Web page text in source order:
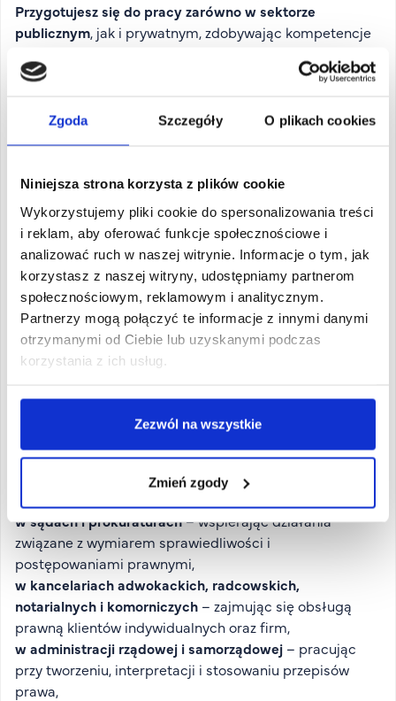
Zgoda Szczegóły O plikach cookies
Niniejsza strona korzysta z plików cookie
Wykorzystujemy pliki cookie do spersonalizowania treści
i reklam, aby oferować funkcje społecznościowe i
analizować ruch w naszej witrynie. Informacje o tym, jak
korzystasz z naszej witryny, udostępniamy partnerom
społecznościowym, reklamowym i analitycznym.
Partnerzy mogą połączyć te informacje z innymi danymi
otrzymanymi od Ciebie lub uzyskanymi podczas
korzystania z ich usług.
Zezwól na wszystkie
Zmień zgody
Przygotujesz się do pracy zarówno w sektorze
publicznym, jak i prywatnym, zdobywając kompetencje
międzynarodowych.
nauczania oraz współpracy z aktywnymi zawodowo
zawodach związanych z prawem i administracją.
Ukończenie jednolitych studiów magisterskich na
kierunku prawo otwiera szerokie możliwości rozwoju
zawodowego zarówno w sektorze publicznym, jak i
prywatnym. Absolwenci zdobywają wiedzę i
kompetencje pozwalające na pracę w zawodach
prawniczych, administracji, instytucjach państwowych
oraz organizacjach międzynarodowych. Dzięki
praktycznemu charakterowi studiów są przygotowani do
prawnej, reprezentowania klientów oraz rozwiązywania
problemów prawnych w różnych obszarach życia
społecznego i gospodarczego.
Po ukończeniu studiów możesz znaleźć zatrudnienie
w sądach i prokuraturach– wspierając działania
związane z wymiarem sprawiedliwości i
postępowaniami prawnymi,
w kancelariach adwokackich, radcowskich,
notarialnych i komorniczych – zajmując się obsługą
prawną klientów indywidualnych oraz firm,
w administracji rządowej i samorządowej – pracując
przy tworzeniu, interpretacji i stosowaniu przepisów
prawa,